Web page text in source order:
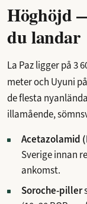
Höghöjd
du landar
La Paz ligger på 3
meter och Uyuni
de flesta
illamående,
Acetazolamid
Sverige innan
ankomst.
Soroche-piller